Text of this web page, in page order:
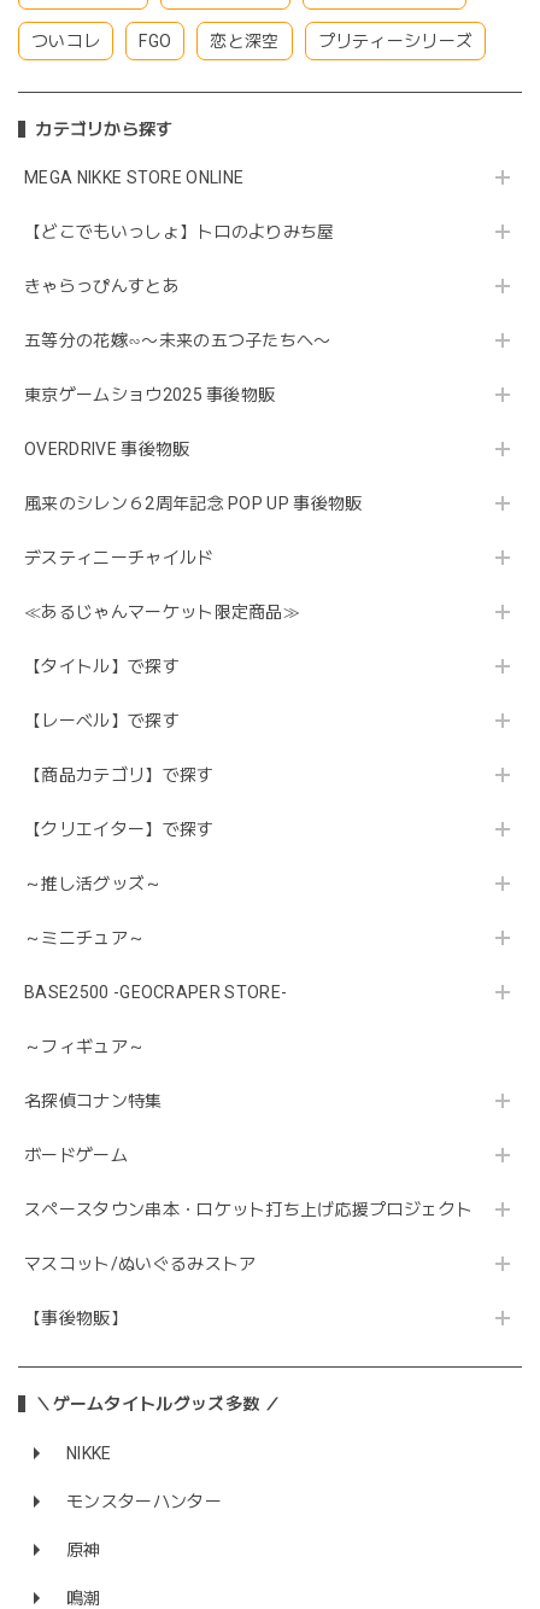
ついコレ FGO 恋と深空 プリティーシリーズ
カテゴリから探す
MEGA NIKKE STORE ONLINE
【どこでもいっしょ】トロのよりみち屋
きゃらっぴんすとあ
五等分の花嫁∽〜未来の五つ子たちへ〜
東京ゲームショウ2025 事後物販
OVERDRIVE 事後物販
風来のシレン６2周年記念 POP UP 事後物販
デスティニーチャイルド
≪あるじゃんマーケット限定商品≫
【タイトル】で探す
【レーベル】で探す
【商品カテゴリ】で探す
【クリエイター】で探す
～推し活グッズ～
～ミニチュア～
BASE2500 -GEOCRAPER STORE-
～フィギュア～
名探偵コナン特集
ボードゲーム
スペースタウン串本・ロケット打ち上げ応援プロジェクト
マスコット/ぬいぐるみストア
【事後物販】
＼ゲームタイトルグッズ多数 ／
NIKKE
モンスターハンター
原神
鳴潮